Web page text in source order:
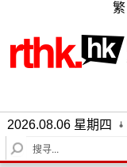
繁
2026.08.06 星期四
S
e